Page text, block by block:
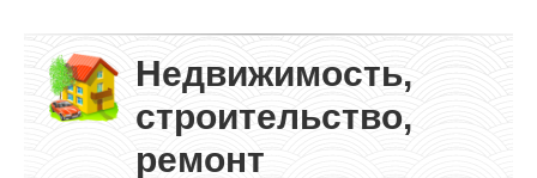
Недвижимость,
строительство,
ремонт